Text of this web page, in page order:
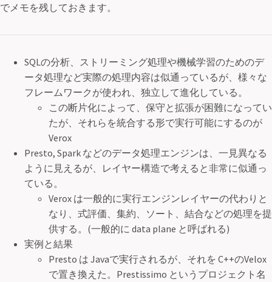
でメモを残しておきます。
SQLの分析、ストリーミング処理や機械学習のためのデ
ータ処理など実際の処理内容は似通っているが、様々な
フレームワークが使われ、独立して進化している。
この断片化によって、保守と拡張が困難になってい
たが、それらを統合する形で実行可能にするのが
Verox
Presto, Spark などのデータ処理エンジンは、一見異なる
ように見えるが、レイヤー構造で考えると非常に似通っ
ている。
Verox は一般的に実行エンジンレイヤーの代わりと
なり、式評価、集約、ソート、結合などの処理を提
供する。(一般的に data plane と呼ばれる)
実例と結果
Presto は Javaで実行されるが、それを C++のVelox
で置き換えた。Prestissimo というプロジェクト名